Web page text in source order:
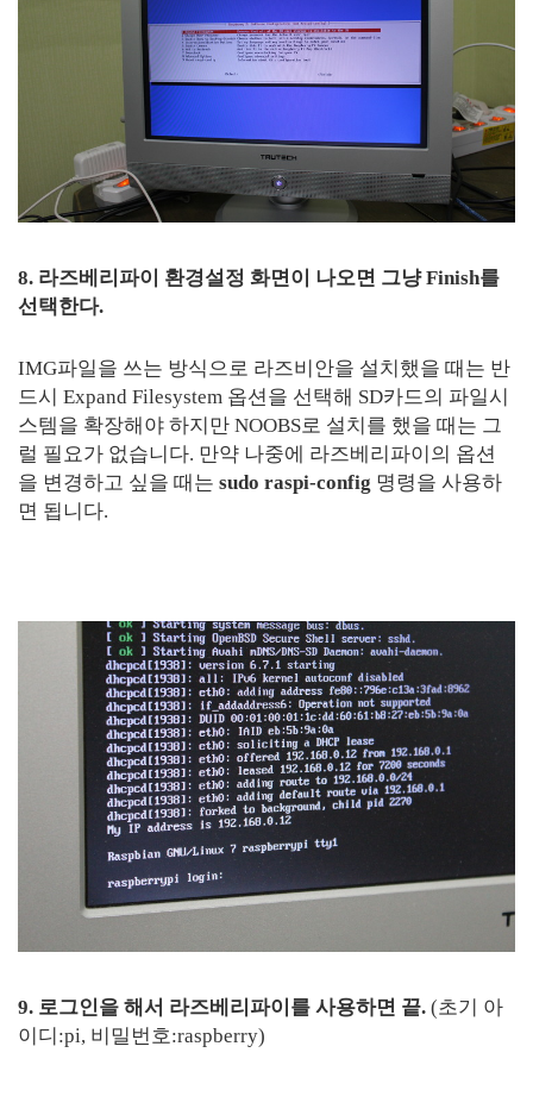
8. 라즈베리파이 환경설정 화면이 나오면 그냥 Finish를
선택한다.
IMG파일을 쓰는 방식으로 라즈비안을 설치했을 때는 반
드시 Expand Filesystem 옵션을 선택해 SD카드의 파일시
스템을 확장해야 하지만 NOOBS로 설치를 했을 때는 그
럴 필요가 없습니다. 만약 나중에 라즈베리파이의 옵션
을 변경하고 싶을 때는 sudo raspi-config 명령을 사용하
면 됩니다.
9. 로그인을 해서 라즈베리파이를 사용하면 끝. (초기 아
이디:pi, 비밀번호:raspberry)